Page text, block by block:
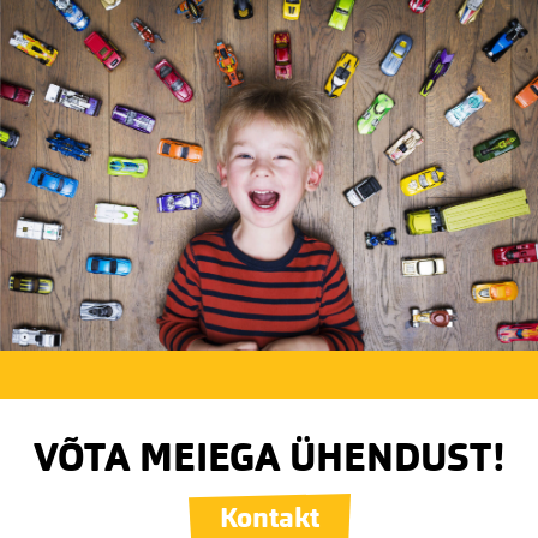
VÕTA MEIEGA ÜHENDUST!
Kontakt